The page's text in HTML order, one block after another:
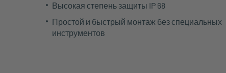
Высокая степень защиты IP 68
Простой и быстрый монтаж без специальных
инструментов